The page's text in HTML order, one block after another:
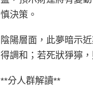
慎決策。
陰陽層面，此夢暗示
得調和；若死狀猙獰
**分人群解讀**